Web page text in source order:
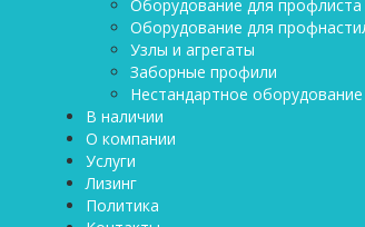
Оборудование для профлиста
Оборудование для
Узлы и агрегаты
Заборные профили
Нестандартное оборудование
В наличии
О компании
Услуги
Лизинг
Политика